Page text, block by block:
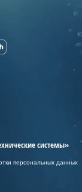
системы»
персональных данных